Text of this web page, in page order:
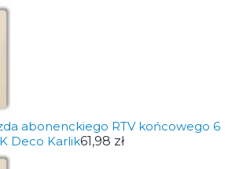
abonenckiego RTV końcowego 6
Deco Karlik61,98 zł